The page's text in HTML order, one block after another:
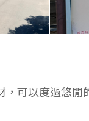
可以度過悠閒